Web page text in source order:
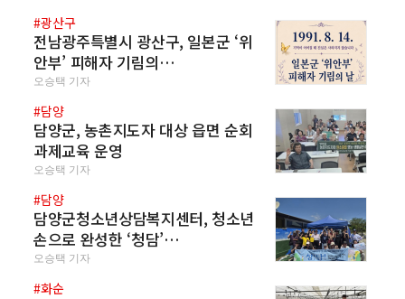
#광산구
전남광주특별시 광산구, 일본군 ‘위
안부’ 피해자 기림의…
오승택 기자
#담양
담양군, 농촌지도자 대상 읍면 순회
과제교육 운영
오승택 기자
#담양
담양군청소년상담복지센터, 청소년
손으로 완성한 ‘청담’…
오승택 기자
#화순